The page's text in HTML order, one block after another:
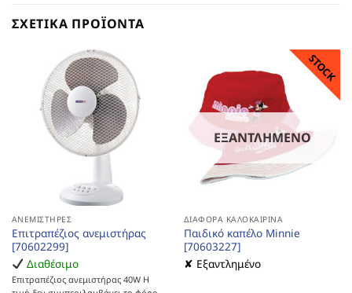
ΣΧΕΤΙΚΆ ΠΡΟΪΌΝΤΑ
ΑΝΕΜΙΣΤΉΡΕΣ
Επιτραπέζιος ανεμιστήρας
[70602299]
Διαθέσιμο
Επιτραπέζιος ανεμιστήρας 40W Η
STOCK
ΕΞΑΝΤΛΗΜΈΝΟ
ΔΙΆΦΟΡΑ ΚΑΛΟΚΑΙΡΙΝΆ
Παιδικό καπέλο Minnie
[70603227]
✘ Εξαντλημένο